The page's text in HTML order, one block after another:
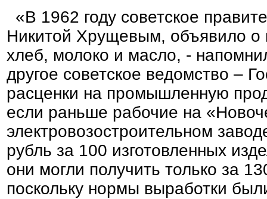
«В 1962 году советское
Никитой Хрущевым, объявило
хлеб, молоко и масло, -
другое советское ведомство –
расценки на промышленную
если раньше рабочие на
электровозостроительном
рубль за 100 изготовленных
они могли получить только за
поскольку нормы выработки